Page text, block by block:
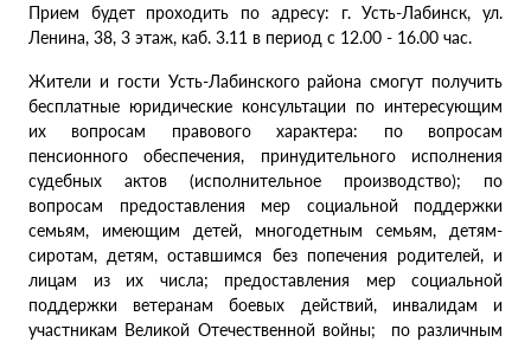
Прием будет проходить по адресу: г. Усть-Лабинск, ул.
Ленина, 38, 3 этаж, каб. 3.11 в период с 12.00 - 16.00 час.
Жители и гости Усть-Лабинского района смогут получить
бесплатные юридические консультации по интересующим
их вопросам правового характера: по вопросам
пенсионного обеспечения, принудительного исполнения
судебных актов (исполнительное производство); по
вопросам предоставления мер социальной поддержки
семьям, имеющим детей, многодетным семьям, детям-
сиротам, детям, оставшимся без попечения родителей, и
лицам из их числа; предоставления мер социальной
поддержки ветеранам боевых действий, инвалидам и
участникам Великой Отечественной войны; по различным